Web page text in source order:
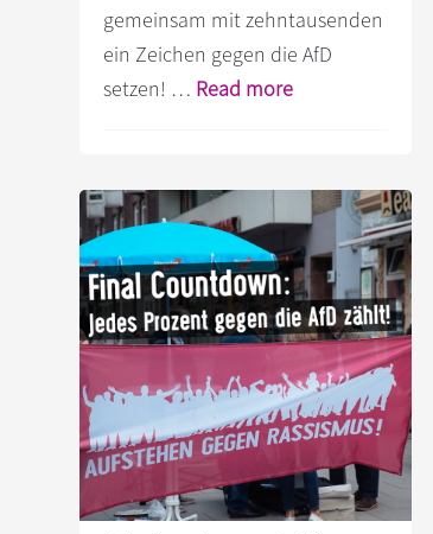
gemeinsam mit zehntausenden
ein Zeichen gegen die AfD
setzen! … Read moreInfos
Proteste
gegen
den
AfD-
Bundesparteitag
Hannover:
Ablauf
&
Anreise